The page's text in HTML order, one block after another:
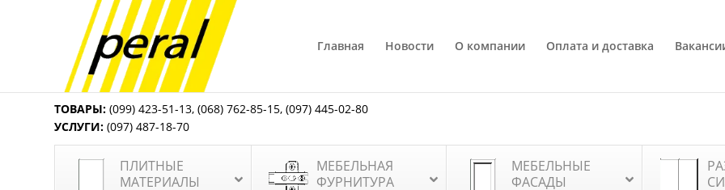
Главная Новости О компании Оплата и доставка
ТОВАРЫ: (099) 423-51-13,(068) 762-85-15,(097) 445-02-80
УСЛУГИ: (097) 487-18-70
ПЛИТНЫЕ
МАТЕРИАЛЫ
МЕБЕЛЬНАЯ
ФУРНИТУРА
МЕБЕЛЬНЫЕ
ФАСАДЫ